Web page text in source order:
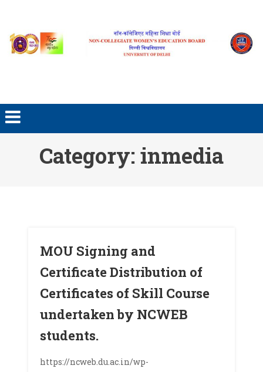
Category: inmedia
MOU Signing and
Certificate Distribution of
Certificates of Skill Course
undertaken by NCWEB
students.
https://ncweb.du.ac.in/wp-